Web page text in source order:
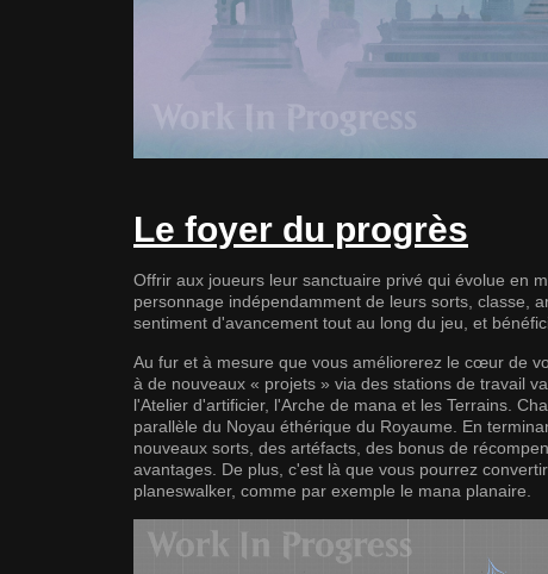
Le foyer du progrès
Offrir aux joueurs leur sanctuaire privé qui évolue en
personnage indépendamment de leurs sorts, classe,
sentiment d'avancement tout au long du jeu, et
Au fur et à mesure que vous améliorerez le cœur de
à de nouveaux « projets » via des stations de travail
l'Atelier d'artificier, l'Arche de mana et les Terrains.
parallèle du Noyau éthérique du Royaume. En
nouveaux sorts, des artéfacts, des bonus de
avantages. De plus, c'est là que vous pourrez
planeswalker, comme par exemple le mana planaire.